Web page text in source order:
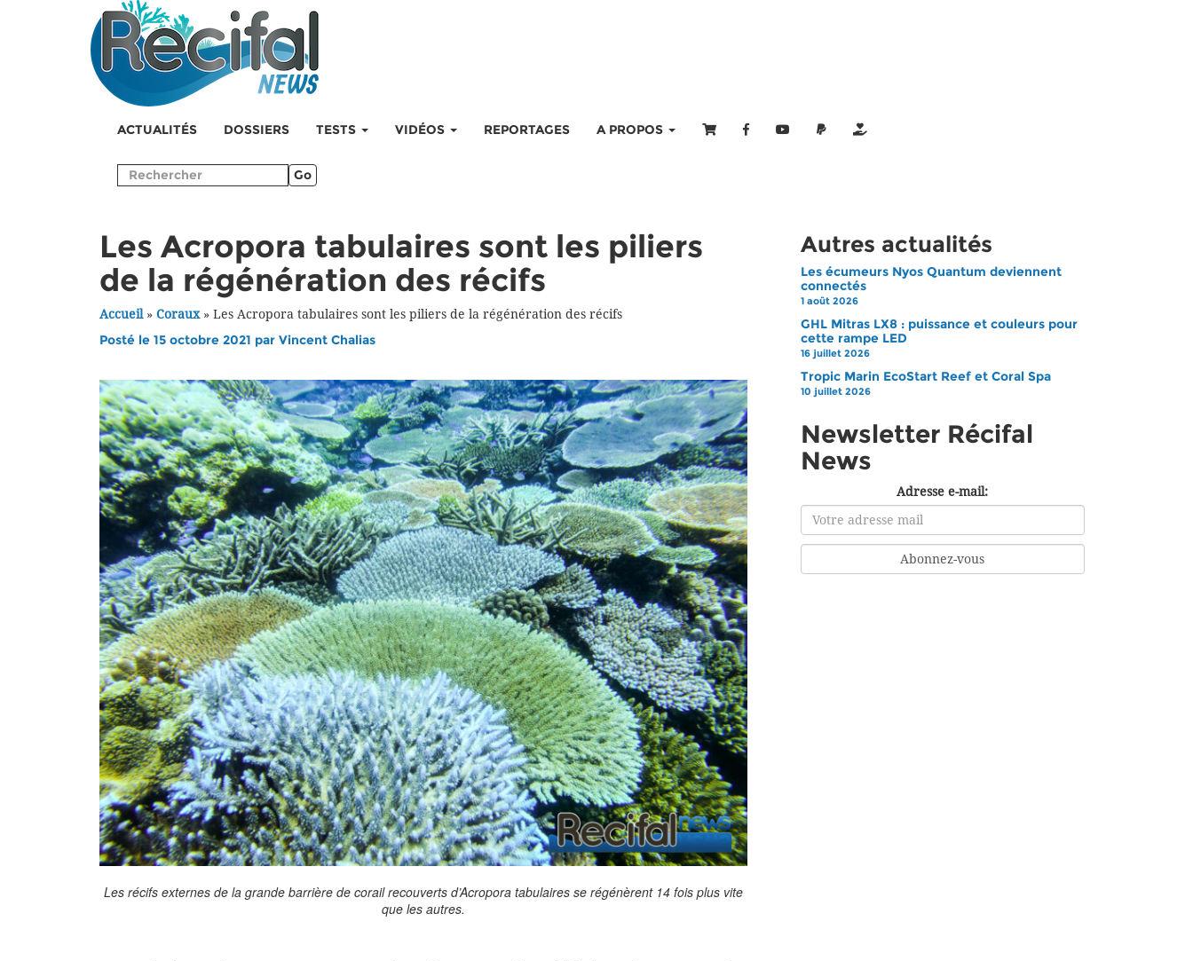
ACTUALITÉS DOSSIERS TESTS VIDÉOS REPORTAGES A PROPOS
Go
Les Acropora tabulaires sont les piliers
de la régénération des récifs
Accueil» Coraux» Les Acropora tabulaires sont les piliers de la régénération des récifs
Posté le 15 octobre 2021 par Vincent Chalias
Les récifs externes de la grande barrière de corail recouverts d’Acropora tabulaires se régénèrent 14 fois plus vite
que les autres.
Autres actualités
Les écumeurs Nyos Quantum deviennent
connectés
1 août 2026
GHL Mitras LX8 : puissance et couleurs pour
cette rampe LED
16 juillet 2026
Tropic Marin EcoStart Reef et Coral Spa
10 juillet 2026
Newsletter Récifal
News
Adresse e-mail: